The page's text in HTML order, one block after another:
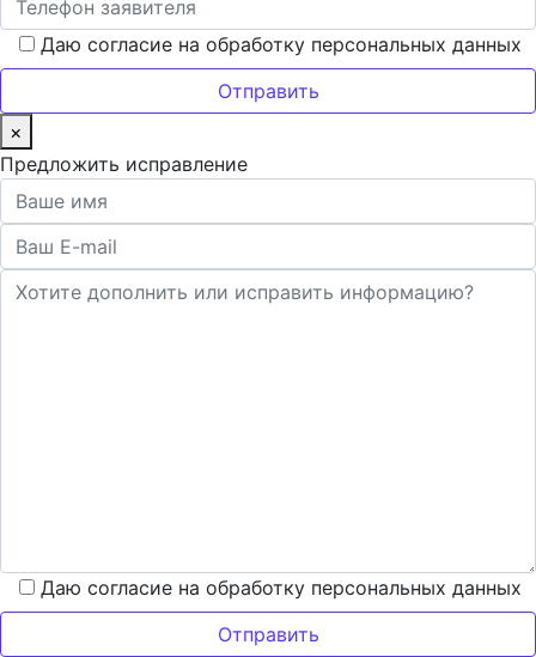
Даю согласие на обработку персональных данных
×
Предложить исправление
Даю согласие на обработку персональных данных